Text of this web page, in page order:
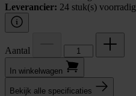
Leverancier: 24 stuk(s) voorradig
Aantal
In winkel­wagen
Bekijk alle specificaties